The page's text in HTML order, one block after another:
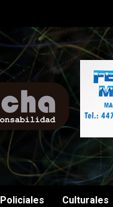
Policiales Culturales